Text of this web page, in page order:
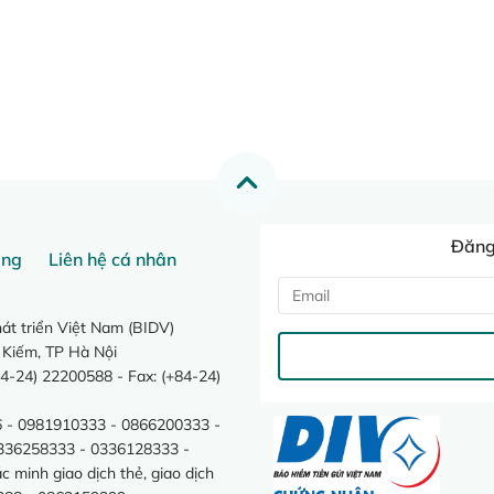
Liên hệ cá nhân
triển Việt Nam (BIDV)
TP Hà Nội
24) 22200588 - Fax: (+84-24)
- 0981910333 - 0866200333 -
- 0336128333 -
minh giao dịch thẻ, giao dịch